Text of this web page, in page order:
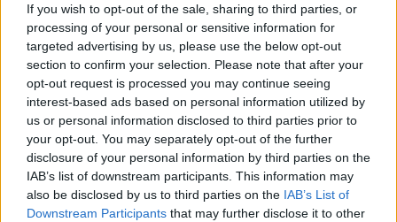
If you wish to opt-out of the sale, sharing to third parties, or
processing of your personal or sensitive information for
targeted advertising by us, please use the below opt-out
section to confirm your selection. Please note that after your
opt-out request is processed you may continue seeing
interest-based ads based on personal information utilized by
us or personal information disclosed to third parties prior to
your opt-out. You may separately opt-out of the further
disclosure of your personal information by third parties on the
IAB’s list of downstream participants. This information may
also be disclosed by us to third parties on the IAB’s List of
Downstream Participants that may further disclose it to other
»Medlemmernes favorit«.
Det fremgår af en pressemeddelelse fra Coop.
Fra mandag 10. august kan Coops medlemmer i
Nordjylland stemme på den producent, de
foretrækker. Den nordjyske vinder går
efterfølgende videre til en landsdækkende
afstemning mod kandidater fra seks andre dele af
Vis mere
Del artikel